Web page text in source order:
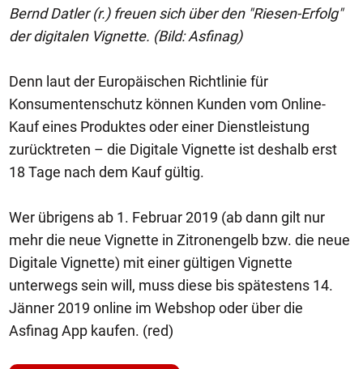
Bernd Datler (r.) freuen sich über den "Riesen-Erfolg"
der digitalen Vignette. (Bild: Asfinag)
Denn laut der Europäischen Richtlinie für
Konsumentenschutz können Kunden vom Online-
Kauf eines Produktes oder einer Dienstleistung
zurücktreten – die Digitale Vignette ist deshalb erst
18 Tage nach dem Kauf gültig.
Wer übrigens ab 1. Februar 2019 (ab dann gilt nur
mehr die neue Vignette in Zitronengelb bzw. die neue
Digitale Vignette) mit einer gültigen Vignette
unterwegs sein will, muss diese bis spätestens 14.
Jänner 2019 online im Webshop oder über die
Asfinag App kaufen. (red)